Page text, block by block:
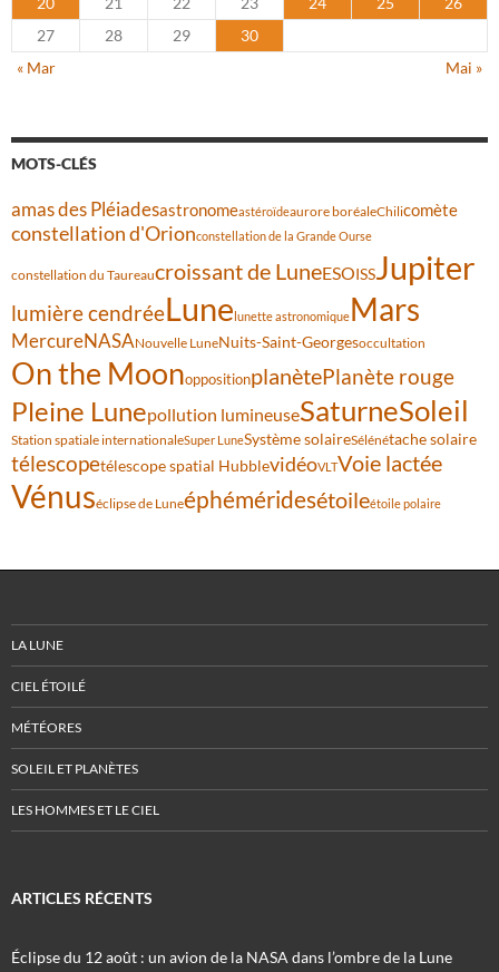
27
28 29
30
« Mar
Mai »
MOTS-CLÉS
amas des Pléiadesastronomeastéroïdeaurore boréaleChilicomète
constellation d'Orionconstellation de la Grande Ourse
constellation du Taureaucroissant de LuneESOISSJupiter
lumière cendréeLune lunette astronomiqueMars
MercureNASANouvelle LuneNuits-Saint-Georgesoccultation
On the MoonoppositionplanètePlanète rouge
Pleine Lunepollution lumineuseSaturneSoleil
Station spatiale internationaleSuper LuneSystème solaireSélénétache solaire
télescopetélescope spatial HubblevidéoVLTVoie lactée
Vénuséclipse de Luneéphéméridesétoileétoile polaire
LA LUNE
CIEL ÉTOILÉ
MÉTÉORES
SOLEIL ET PLANÈTES
LES HOMMES ET LE CIEL
ARTICLES RÉCENTS
Éclipse du 12 août : un avion de la NASA dans l’ombre de la Lune